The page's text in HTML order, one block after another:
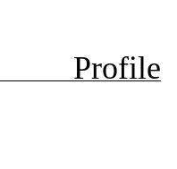
Profile